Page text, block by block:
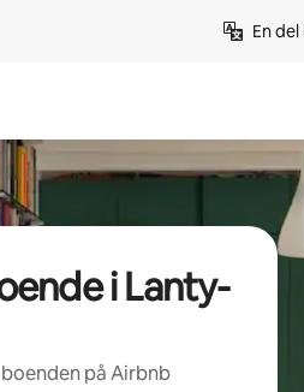
En
i Lanty-
på Airbnb